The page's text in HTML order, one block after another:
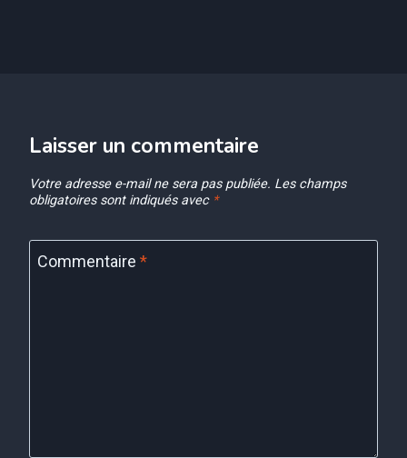
Laisser un commentaire
Votre adresse e-mail ne sera pas publiée. Les champs
obligatoires sont indiqués avec *
Commentaire *